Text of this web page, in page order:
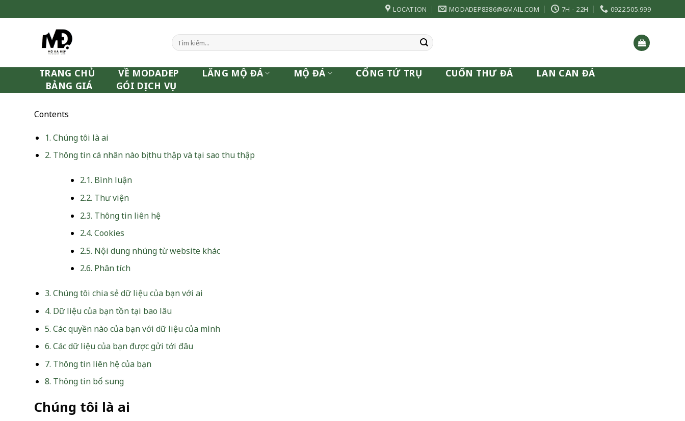
to
LOCATION MODADEP8386@GMAIL.COM 7H - 22H 0922.505.999
Tìm
kiếm:
TRANG CHỦ VỀ MODADEP LĂNG MỘ ĐÁ MỘ ĐÁ CỔNG TỨ TRỤ CUỐN THƯ ĐÁ
LAN CAN ĐÁ
BẢNG GIÁ
GÓI DỊCH VỤ
Contents
1. Chúng tôi là ai
2. Thông tin cá nhân nào bị thu thập và tại sao thu thập
2.1. Bình luận
2.2. Thư viện
2.3. Thông tin liên hệ
2.4. Cookies
2.5. Nội dung nhúng từ website khác
2.6. Phân tích
3. Chúng tôi chia sẻ dữ liệu của bạn với ai
4. Dữ liệu của bạn tồn tại bao lâu
5. Các quyền nào của bạn với dữ liệu của mình
6. Các dữ liệu của bạn được gửi tới đâu
7. Thông tin liên hệ của bạn
8. Thông tin bổ sung
Chúng tôi là ai